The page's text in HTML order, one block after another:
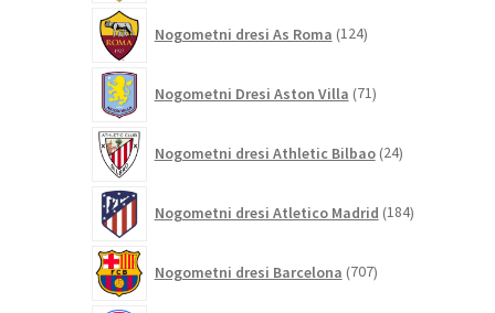
Nogometni dresi As Roma 124izdelkov
Nogometni Dresi Aston Villa 71izdelkov
Nogometni dresi Athletic Bilbao 24izdelkov
Nogometni dresi Atletico Madrid 184izdelkov
Nogometni dresi Barcelona 707izdelkov